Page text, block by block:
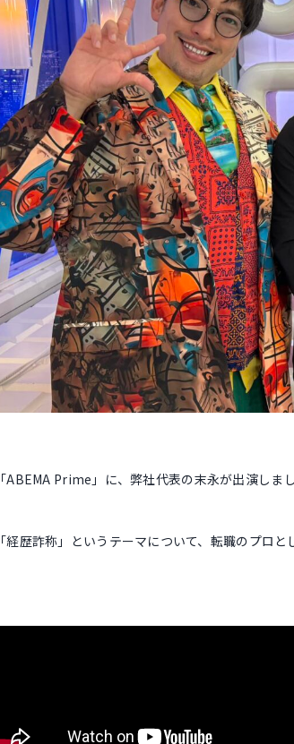
サービスポリシー
Reserved.
「ABEMA Prime」に、弊社代表の末永が出演しまし
「経歴詐称」というテーマについて、転職のプロ